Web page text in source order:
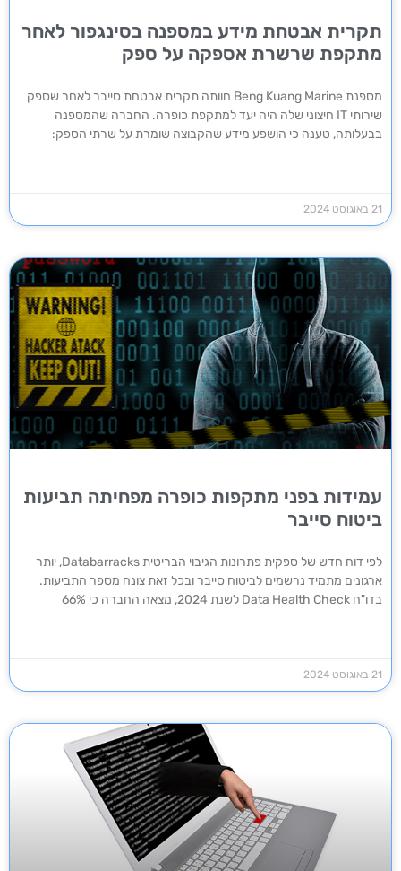
תקרית אבטחת מידע במספנה בסינגפור לאחר
מתקפת שרשרת אספקה על ספק
מספנת Beng Kuang Marine חוותה תקרית אבטחת סייבר לאחר שספק
שירותי IT חיצוני שלה היה יעד למתקפת כופרה. החברה שהמספנה
בבעלותה, טענה כי הושפע מידע שהקבוצה שומרת על שרתי הספק:
21 באוגוסט 2024
עמידות בפני מתקפות כופרה מפחיתה תביעות
ביטוח סייבר
לפי דוח חדש של ספקית פתרונות הגיבוי הבריטית Databarracks, יותר
ארגונים מתמיד נרשמים לביטוח סייבר ובכל זאת צונח מספר התביעות.
בדו"ח Data Health Check לשנת 2024, מצאה החברה כי 66%
21 באוגוסט 2024